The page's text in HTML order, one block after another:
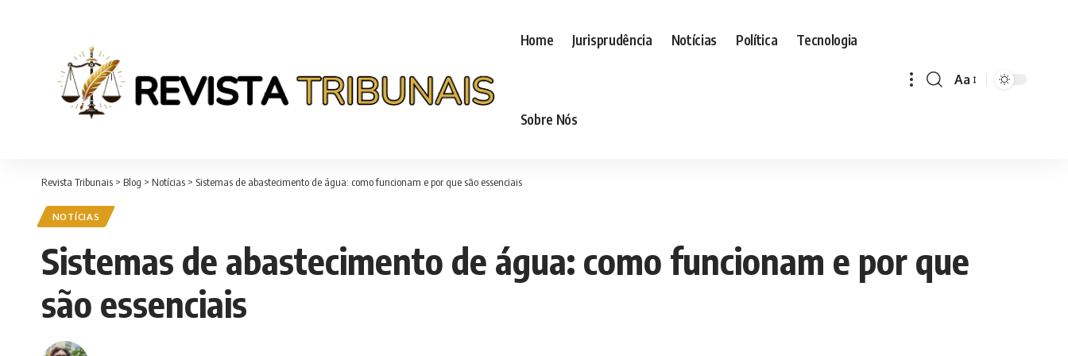
Home Jurisprudência Notícias Política Tecnologia
Sobre Nós
Font
Aa
Revista Tribunais > Blog > Notícias > Sistemas de abastecimento de água: como funcionam e por que são essenciais
NOTÍCIAS
Sistemas de abastecimento de água: como funcionam e por que
são essenciais